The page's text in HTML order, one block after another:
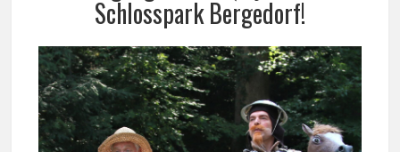
Schlosspark Bergedorf!